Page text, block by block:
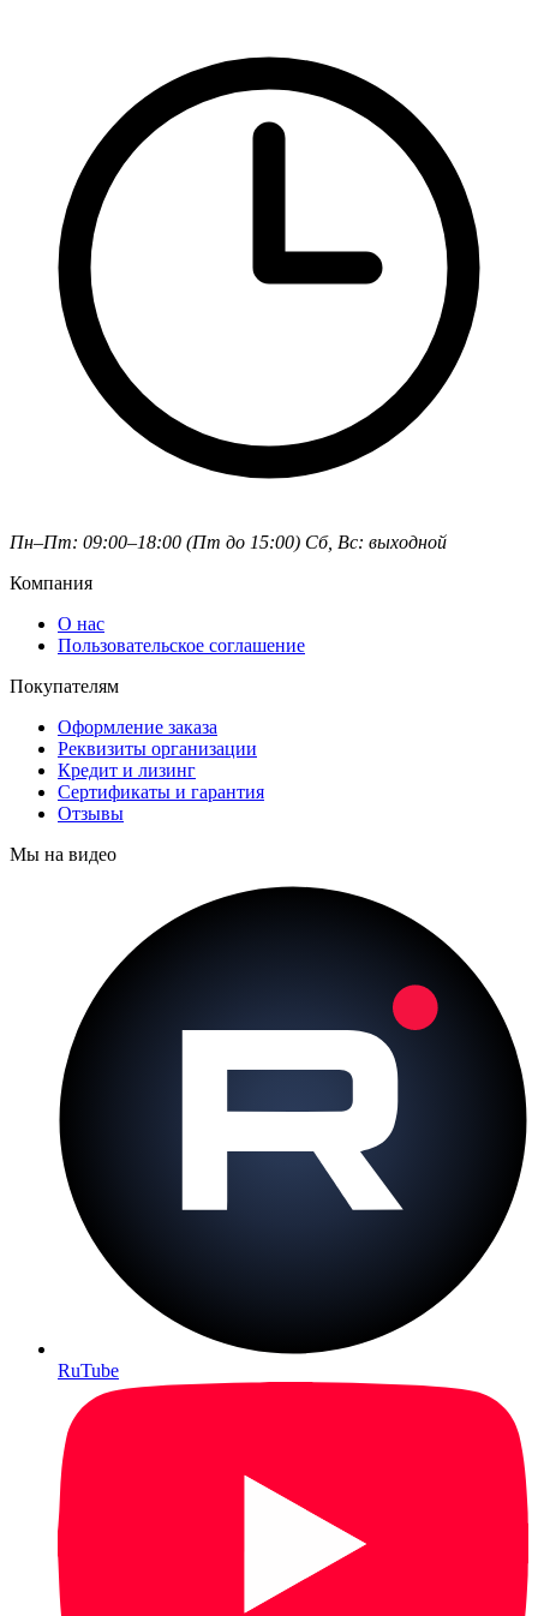
Пн–Пт: 09:00–18:00 (Пт до 15:00) Сб, Вс: выходной
Компания
О нас
Пользовательское соглашение
Покупателям
Оформление заказа
Реквизиты организации
Кредит и лизинг
Сертификаты и гарантия
Отзывы
Мы на видео
RuTube